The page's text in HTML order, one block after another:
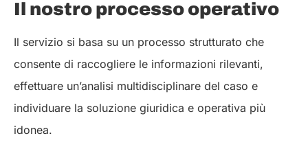
Il nostro processo operativo
Il servizio si basa su un processo strutturato che
consente di raccogliere le informazioni rilevanti,
effettuare un’analisi multidisciplinare del caso e
individuare la soluzione giuridica e operativa più
idonea.